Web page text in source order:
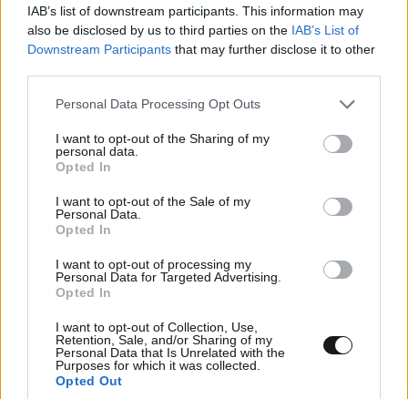
IAB’s list of downstream participants. This information may
also be disclosed by us to third parties on the IAB’s List of
Downstream Participants that may further disclose it to other
Please note that this website/app uses one or more Google
not limited to your visit or usage behaviour. You may click to
grant or deny consent to Google and its third-party tags to
use your data for below specified purposes in below Google
consent section.
Personal Data Processing Opt Outs
I want to opt-out of the Sharing of my
personal data.
Opted In
I want to opt-out of the Sale of my
Personal Data.
Opted In
I want to opt-out of processing my
Personal Data for Targeted Advertising.
Opted In
I want to opt-out of Collection, Use,
Retention, Sale, and/or Sharing of my
Personal Data that Is Unrelated with the
Purposes for which it was collected.
Opted Out